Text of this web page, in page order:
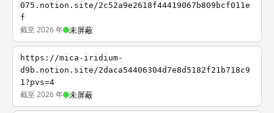
075.notion.site/2c52a9e2618f44419067b809bcf011e
f
截至 2026 年 未屏蔽
https://mica-iridium-
d9b.notion.site/2daca54406304d7e8d5182f21b718c9
1?pvs=4
截至 2026 年 未屏蔽